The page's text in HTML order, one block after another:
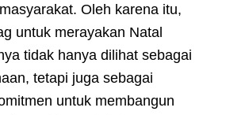
Oleh karena itu,
untuk merayakan Natal
tidak hanya dilihat sebagai
tetapi juga sebagai
untuk membangun